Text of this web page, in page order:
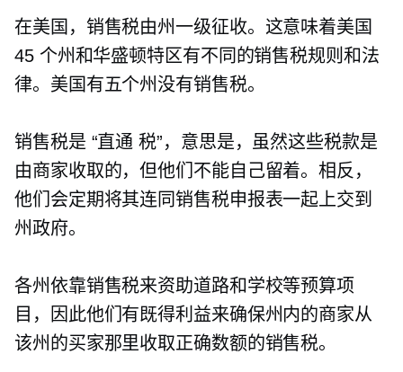
在美国，销售税由州一级征收。这意味着美国
45 个州和华盛顿特区有不同的销售税规则和法
律。美国有五个州没有销售税。
销售税是 “直通 税”，意思是，虽然这些税款是
由商家收取的，但他们不能自己留着。相反，
他们会定期将其连同销售税申报表一起上交到
州政府。
各州依靠销售税来资助道路和学校等预算项
目，因此他们有既得利益来确保州内的商家从
该州的买家那里收取正确数额的销售税。